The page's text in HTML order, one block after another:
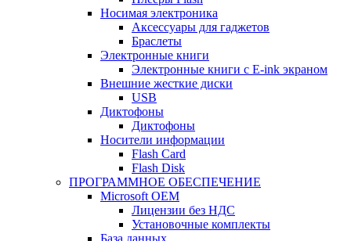
Носимая электроника
Аксессуары для гаджетов
Браслеты
Электронные книги
Электронные книги с E-ink экраном
Внешние жесткие диски
USB
Диктофоны
Диктофоны
Носители информации
Flash Card
Flash Disk
ПРОГРАММНОЕ ОБЕСПЕЧЕНИЕ
Microsoft OEM
Лицензии без НДС
Установочные комплекты
База данных